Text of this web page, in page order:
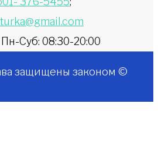
Суб: 08:30-20:00
защищены законом ©